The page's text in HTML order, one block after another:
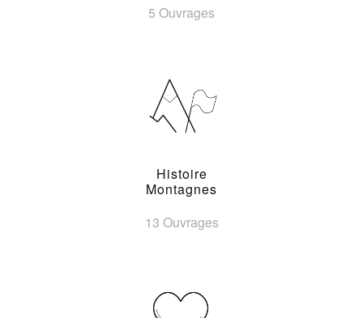
5 Ouvrages
Histoire
Montagnes
13 Ouvrages